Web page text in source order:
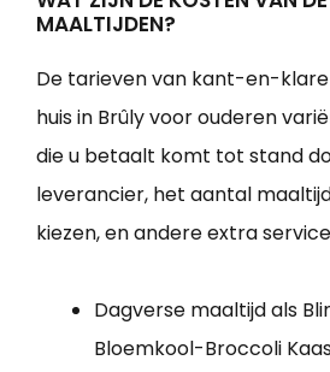
MAALTIJDEN?
De tarieven van kant-en-
huis in Brûly voor ouderen
die u betaalt komt tot stand
leverancier, het aantal
kiezen, en andere extra
Dagverse maaltijd als
Bloemkool-Broccoli